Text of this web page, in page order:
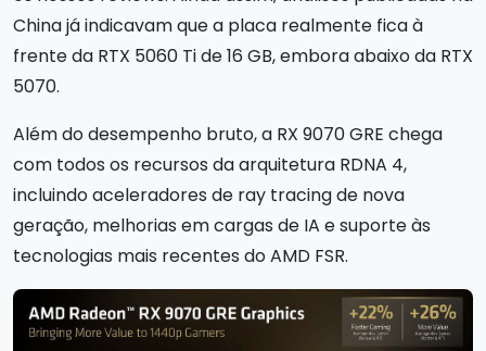
China já indicavam que a placa realmente fica à
frente da RTX 5060 Ti de 16 GB, embora abaixo da RTX
5070.
Além do desempenho bruto, a RX 9070 GRE chega
com todos os recursos da arquitetura RDNA 4,
incluindo aceleradores de ray tracing de nova
geração, melhorias em cargas de IA e suporte às
tecnologias mais recentes do AMD FSR.